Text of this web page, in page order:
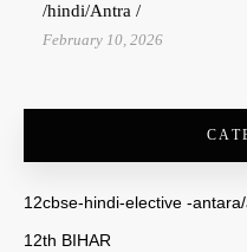
/hindi/Antra /
February 10, 2026
12cbse-hindi-elective -
12th BIHAR